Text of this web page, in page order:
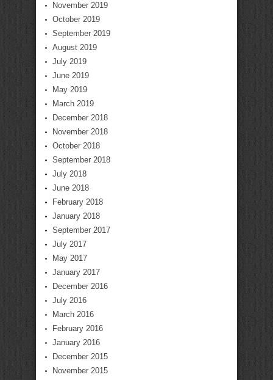
November 2019
October 2019
September 2019
August 2019
July 2019
June 2019
May 2019
March 2019
December 2018
November 2018
October 2018
September 2018
July 2018
June 2018
February 2018
January 2018
September 2017
July 2017
May 2017
January 2017
December 2016
July 2016
March 2016
February 2016
January 2016
December 2015
November 2015